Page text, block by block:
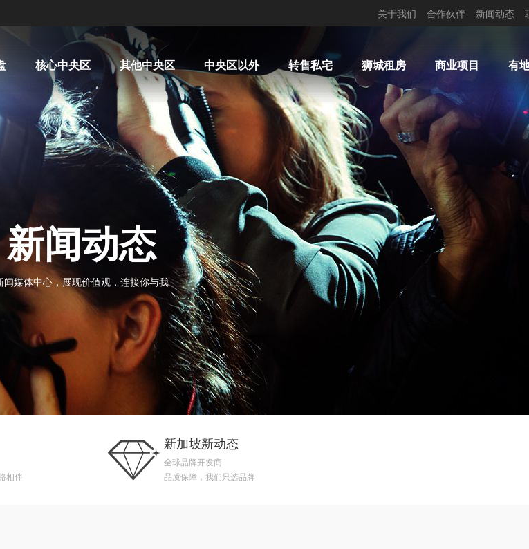
关于我们 合作伙伴 新闻动态
核心中央区 其他中央区 中央区以外 转售私宅 狮城租房 商业项目 有
新闻动态
闻媒体中心，展现价值观，连接你与我
相伴
新加坡新动态
全球品牌开发商
品质保障，我们只选品牌